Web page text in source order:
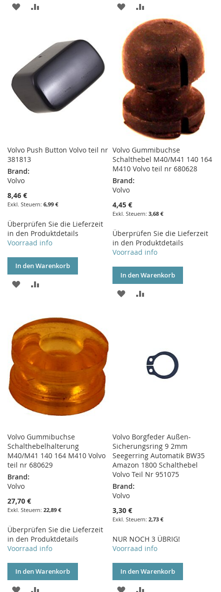
ZUR
HINZUFÜGEN
HINZUFÜGEN
ZUR
WUNSCHLISTE
HINZUFÜGEN
VERGLEICHSLISTE
HINZUFÜGEN
Volvo Push Button Volvo teil nr
381813
Brand:
Volvo
8,46 €
6,99 €
Überprüfen Sie die Lieferzeit
in den Produktdetails
Voorraad info
In den Warenkorb
ZUR
HINZUFÜGEN
HINZUFÜGEN
Volvo Gummibuchse
Schalthebel M40/M41 140 164
M410 Volvo teil nr 680628
Brand:
Volvo
4,45 €
3,68 €
Überprüfen Sie die Lieferzeit
in den Produktdetails
Voorraad info
In den Warenkorb
ZUR
Volvo Gummibuchse
Schalthebelhalterung
M40/M41 140 164 M410 Volvo
teil nr 680629
Brand:
Volvo
27,70 €
22,89 €
Überprüfen Sie die Lieferzeit
in den Produktdetails
Voorraad info
In den Warenkorb
ZUR
Volvo Borgfeder Außen-
Sicherungsring 9 2mm
Seegerring Automatik BW35
Amazon 1800 Schalthebel
Volvo Teil Nr 951075
Brand:
Volvo
3,30 €
2,73 €
NUR NOCH 3 ÜBRIG!
Voorraad info
In den Warenkorb
ZUR